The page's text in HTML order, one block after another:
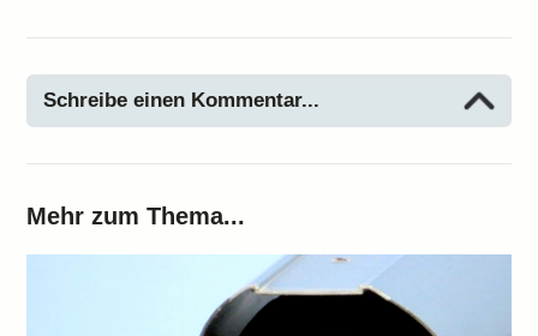
Schreibe einen Kommentar...
Mehr zum Thema...